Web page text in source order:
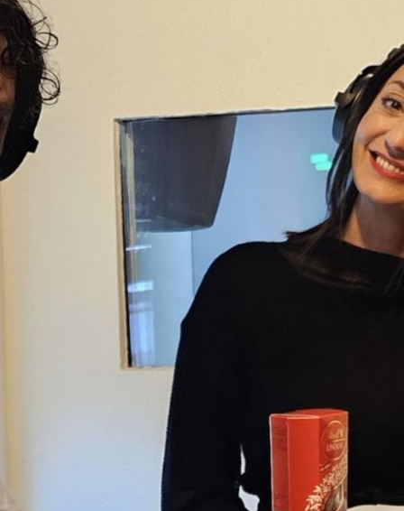
und zwar als Teil vom türkischen Radioteam
Radyo ATA
der Radioszene unterwegs, hat bei
mehreren Radiostationen und u.a. bei DRS
3/SRF 3 moderiert, und ist weiterhin als
Radiojournalist, Radiomoderator, Podast-
Produzent und Ausbildner für angehende
Radiojournalist*innen tätig.
Sendung vom 25.10.2024
Moderation und Redaktion: Koisyn
54:57
Details zum Podcast Hallo Mensch!